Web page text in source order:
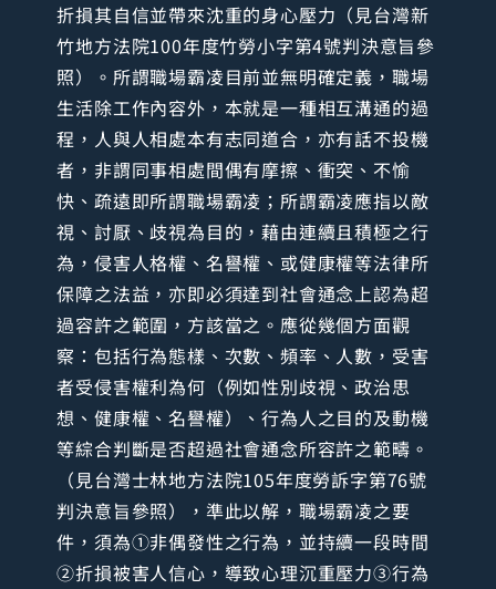
折損其自信並帶來沈重的身心壓力（見台灣新
竹地方法院100年度竹勞小字第4號判決意旨參
照）。所謂職場霸凌目前並無明確定義，職場
生活除工作內容外，本就是一種相互溝通的過
程，人與人相處本有志同道合，亦有話不投機
者，非謂同事相處間偶有摩擦、衝突、不愉
快、疏遠即所謂職場霸凌；所謂霸凌應指以敵
視、討厭、歧視為目的，藉由連續且積極之行
為，侵害人格權、名譽權、或健康權等法律所
保障之法益，亦即必須達到社會通念上認為超
過容許之範圍，方該當之。應從幾個方面觀
察：包括行為態樣、次數、頻率、人數，受害
者受侵害權利為何（例如性別歧視、政治思
想、健康權、名譽權）、行為人之目的及動機
等綜合判斷是否超過社會通念所容許之範疇。
（見台灣士林地方法院105年度勞訴字第76號
判決意旨參照），準此以解，職場霸凌之要
件，須為①非偶發性之行為，並持續一段時間
②折損被害人信心，導致心理沉重壓力③行為